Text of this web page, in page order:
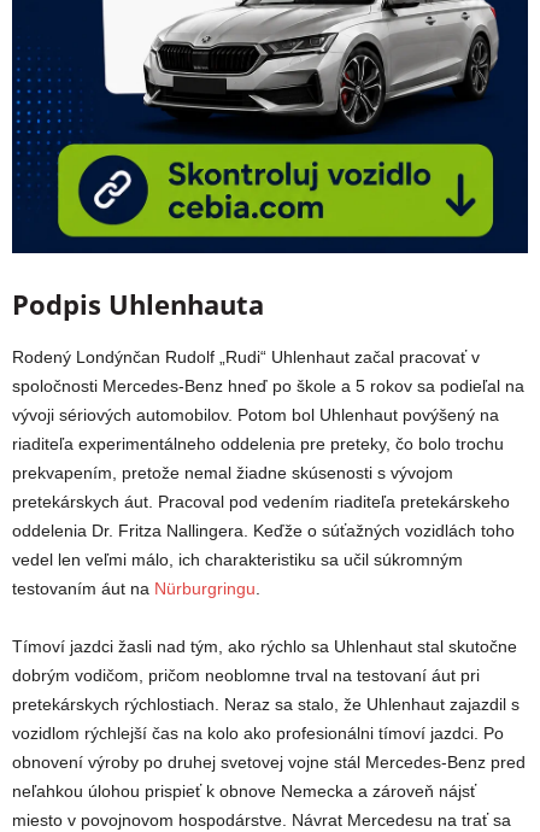
Podpis Uhlenhauta
Rodený Londýnčan Rudolf „Rudi“ Uhlenhaut začal pracovať v
spoločnosti Mercedes-Benz hneď po škole a 5 rokov sa podieľal na
vývoji sériových automobilov. Potom bol Uhlenhaut povýšený na
riaditeľa experimentálneho oddelenia pre preteky, čo bolo trochu
prekvapením, pretože nemal žiadne skúsenosti s vývojom
pretekárskych áut. Pracoval pod vedením riaditeľa pretekárskeho
oddelenia Dr. Fritza Nallingera. Keďže o súťažných vozidlách toho
vedel len veľmi málo, ich charakteristiku sa učil súkromným
testovaním áut na Nürburgringu.
Tímoví jazdci žasli nad tým, ako rýchlo sa Uhlenhaut stal skutočne
dobrým vodičom, pričom neoblomne trval na testovaní áut pri
pretekárskych rýchlostiach. Neraz sa stalo, že Uhlenhaut zajazdil s
vozidlom rýchlejší čas na kolo ako profesionálni tímoví jazdci. Po
obnovení výroby po druhej svetovej vojne stál Mercedes-Benz pred
neľahkou úlohou prispieť k obnove Nemecka a zároveň nájsť
miesto v povojnovom hospodárstve. Návrat Mercedesu na trať sa